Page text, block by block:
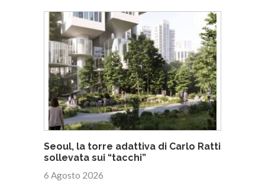
Seoul, la torre adattiva di Carlo Ratti
sollevata sui “tacchi”
6 Agosto 2026